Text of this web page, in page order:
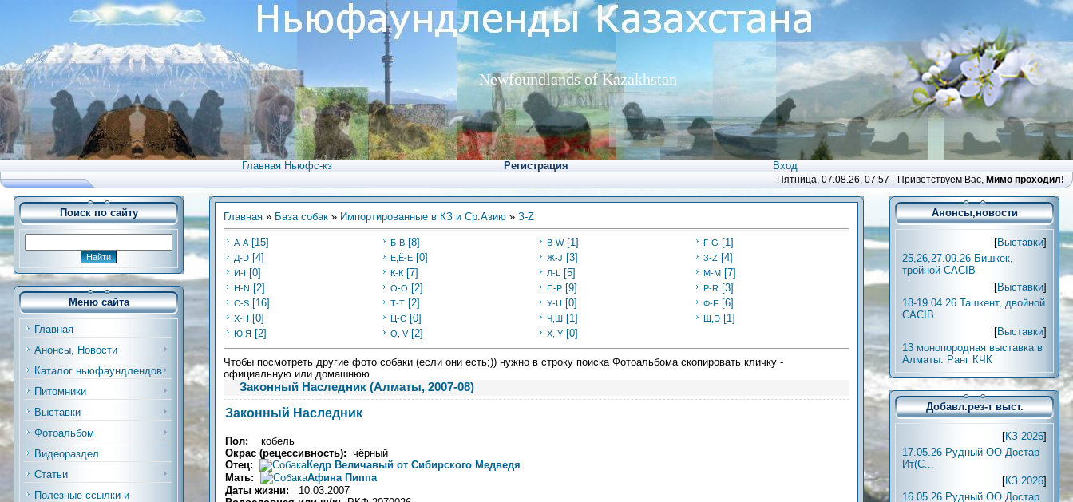
Newfoundlands of Kazakhstan
Главная Ньюфс-кз Регистрация Вход
Пятница, 07.08.26, 07:57 · Приветствуем Вас, Мимо проходил!
Поиск по сайту
Меню сайта
Главная
Анонсы, Новости
Каталог ньюфаундлендов
Питомники
Выставки
Фотоальбом
Видеораздел
Статьи
Полезные ссылки и
Главная » База собак » Импортированные в КЗ и Ср.Азию » З-Z
А-А [15] Б-В [8] В-W [1] Г-G [1]
Д-D [4] Е,Ё-Е [0] Ж-J [3] З-Z [4]
И-I [0] К-К [7] Л-L [5] М-М [7]
Н-N [2] О-О [2] П-P [9] Р-R [3]
С-S [16] Т-Т [2] У-U [0] Ф-F [6]
Х-H [0] Ц-C [0] Ч,Ш [1] Щ,Э [1]
Ю,Я [2] Q, V [2] X, Y [0]
Чтобы посмотреть другие фото собаки (если они есть;)) нужно в строку поиска Фотоальбома скопировать кличку -
официальную или домашнюю
Законный Наследник (Алматы, 2007-08)
Законный Наследник
Пол: кобель
Окрас (рецессивность): чёрный
Отец:
Кедр Величавый от Сибирского Медведя
Мать:
Афина Пиппа
Даты жизни: 10.03.2007
Анонсы,новости
[Выставки]
25,26,27.09.26 Бишкек,
тройной CACIB
[Выставки]
18-19.04.26 Ташкент, двойной
CACIB
[Выставки]
13 монопородная выставка в
Алматы. Ранг КЧК
Добавл.рез-т выст.
[КЗ 2026]
17.05.26 Рудный ОО Достар
Ит(С...
[КЗ 2026]
16.05.26 Рудный ОО Достар